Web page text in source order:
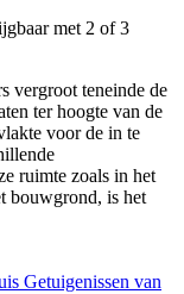
met 2 of 3
vergroot teneinde de
ter hoogte van de
voor de in te
ruimte zoals in het
bouwgrond, is het
Getuigenissen van